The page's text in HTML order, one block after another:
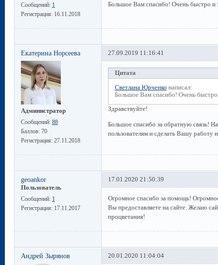
Сообщений: 1
Регистрация: 16.11.2018
Большое Вам спасибо! Очень быстро и
Екатерина Норсеева
Администратор
Сообщений: 88
Баллов: 70
Регистрация: 27.11.2018
27.09.2019 11:16:41
Цитата
Светлана Юрченко написал:
Большое Вам спасибо! Очень
Здравствуйте!
Большое спасибо за обратную связь!
пользователям и сделать Вашу работу
geoankor
Пользователь
Сообщений: 1
Регистрация: 17.11.2017
17.01.2020 21:50:39
Огромное спасибо за помощь!
Вы предоставляете на сайте. Желаю
процветания!
Андрей Зырянов 20.01.2020 11:04:04